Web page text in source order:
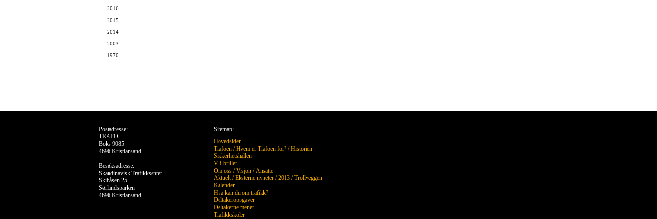
2016
2015
2014
2003
1970
Postadresse:
TRAFO
Boks 9085
4696 Kristiansand
Besøksadresse:
Skandinavisk Trafikksenter
Skibåsen 25
Sørlandsparken
4696 Kristiansand
Sitemap:
Hovedsiden
Trafoen /Hvem er Trafoen for? /Historien
Sikkerhetshallen
VR briller
Om oss /Visjon /Ansatte
Aktuelt/Eksterne nyheter /2013 /Trollveggen
Kalender
Hva kan du om trafikk?
Deltakeroppgaver
Deltakerne mener
Trafikkskoler